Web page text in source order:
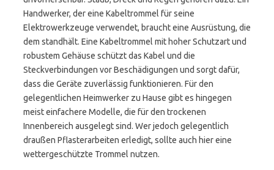
Handwerker, der eine Kabeltrommel für seine
Elektrowerkzeuge verwendet, braucht eine Ausrüstung, die
dem standhält. Eine Kabeltrommel mit hoher Schutzart und
robustem Gehäuse schützt das Kabel und die
Steckverbindungen vor Beschädigungen und sorgt dafür,
dass die Geräte zuverlässig funktionieren. Für den
gelegentlichen Heimwerker zu Hause gibt es hingegen
meist einfachere Modelle, die für den trockenen
Innenbereich ausgelegt sind. Wer jedoch gelegentlich
draußen Pflasterarbeiten erledigt, sollte auch hier eine
wettergeschützte Trommel nutzen.